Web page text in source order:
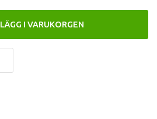
LÄGG I VARUKORGEN